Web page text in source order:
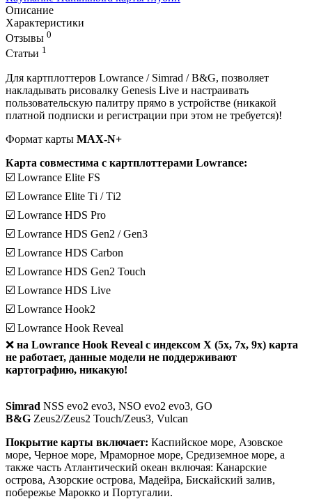
Описание
Характеристики
Отзывы 0
Статьи 1
Для картплоттеров Lowrance / Simrad / B&G, позволяет
накладывать рисовалку Genesis Live и настраивать
пользовательскую палитру прямо в устройстве (никакой
платной подписки и регистрации при этом не требуется)!
Формат карты MAX-N+
Карта совместима с картплоттерами Lowrance:
☑️ Lowrance Elite FS
☑️ Lowrance Еlitе Тi / Тi2
☑️ Lowrance НDS Pro
☑️ Lowrance НDS Gеn2 / Gеn3
☑️ Lowrance НDS Саrbоn
☑️ Lowrance НDS Gеn2 Тоuсh
☑️ Lowrance НDS Livе
☑️ Lowrance Нооk2
☑️ Lowrance Нооk Rеvеаl
❌ на Lowrance Нооk Rеvеаl с индексом X (5x, 7x, 9x) карта
не работает, данные модели не поддерживают
картографию, никакую!
Simrаd NSS еvо2 еvо3, NSО еvо2 еvо3, GО
В&G Zеus2/Zеus2 Тоuсh/Zеus3, Vulсаn
Покрытие карты включает: Каспийское море, Азовское
море, Черное море, Мраморное море, Средиземное море, а
также часть Атлантический океан включая: Канарские
острова, Азорские острова, Мадейра, Бискайский залив,
побережье Марокко и Португалии.